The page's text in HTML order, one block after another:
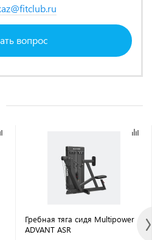
вопрос
Гребная тяга сидя Multipower
ADVANT ASR